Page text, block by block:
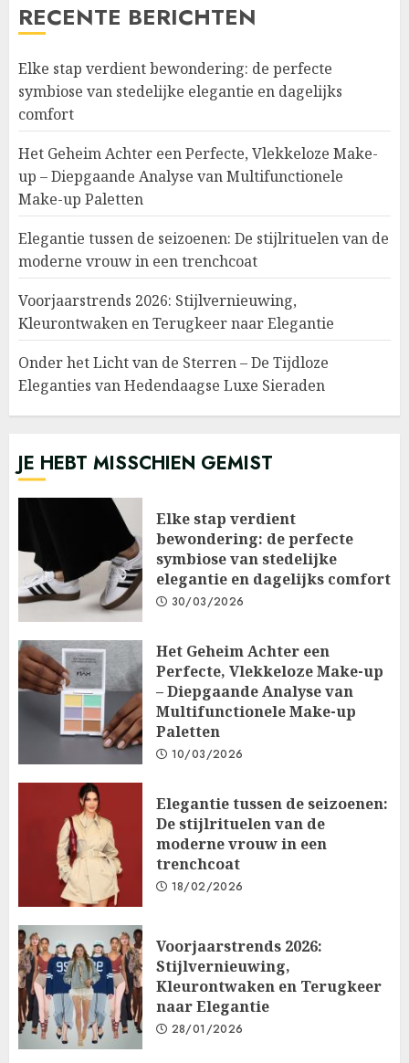
RECENTE BERICHTEN
Elke stap verdient bewondering: de perfecte
symbiose van stedelijke elegantie en dagelijks
comfort
Het Geheim Achter een Perfecte, Vlekkeloze Make-
up – Diepgaande Analyse van Multifunctionele
Make-up Paletten
Elegantie tussen de seizoenen: De stijlrituelen van de
moderne vrouw in een trenchcoat
Voorjaarstrends 2026: Stijlvernieuwing,
Kleurontwaken en Terugkeer naar Elegantie
Onder het Licht van de Sterren – De Tijdloze
Eleganties van Hedendaagse Luxe Sieraden
JE HEBT MISSCHIEN GEMIST
Elke stap verdient
bewondering: de perfecte
symbiose van stedelijke
elegantie en dagelijks comfort
30/03/2026
Het Geheim Achter een
Perfecte, Vlekkeloze Make-up
– Diepgaande Analyse van
Multifunctionele Make-up
Paletten
10/03/2026
Elegantie tussen de seizoenen:
De stijlrituelen van de
moderne vrouw in een
trenchcoat
18/02/2026
Voorjaarstrends 2026:
Stijlvernieuwing,
Kleurontwaken en Terugkeer
naar Elegantie
28/01/2026